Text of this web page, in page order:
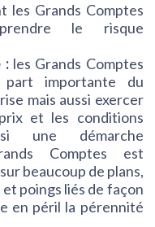
les Grands Comptes
le risque
: les Grands Comptes
part importante du
mais aussi exercer
et les conditions
une démarche
Comptes est
beaucoup de plans,
poings liés de façon
en péril la pérennité